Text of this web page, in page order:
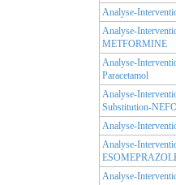
Analyse-
Analyse-
METFORMINE
Analyse-
Paracetamol
Analyse-
Substitution-
Analyse-
Analyse-
Analyse-